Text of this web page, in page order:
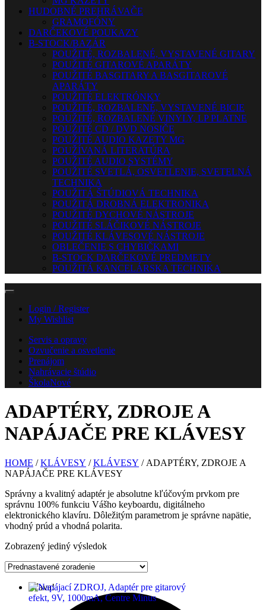
HUDOBNÉ PREHRÁVAČE
GRAMOFÓNY
DARČEKOVÉ POUKAZY
B-STOCK/BAZÁR
POUŽITÉ, ROZBALENÉ, VYSTAVENÉ GITARY
POUŽITÉ GITAROVÉ APARÁTY
POUŽITÉ BASGITARY A BASGITAROVÉ
APARÁTY
POUŽITÉ ELEKTRÓNKY
POUŽITÉ, ROZBALENÉ, VYSTAVENÉ BICIE
POUŽITÉ, ROZBALENÉ VINYLY, LP PLATNE
POUŽITÉ CD / DVD NOSIČE
POUŽITÉ AUDIO KAZETY MG
POUŽÍVANÁ LITERATÚRA
POUŽITÉ AUDIO SYSTÉMY
POUŽITÉ SVETLÁ, OSVETLENIE, SVETELNÁ
TECHNIKA
POUŽITÁ ŠTÚDIOVÁ TECHNIKA
POUŽITÁ DROBNÁ ELEKTRONIKA
POUŽITÉ DYCHOVÉ NÁSTROJE
POUŽITÉ SLÁČIKOVÉ NÁSTROJE
POUŽITÉ KLÁVESOVÉ NÁSTROJE
OBLEČENIE S CHYBIČKAMI
B-STOCK DARČEKOVÉ PREDMETY
POUŽITÁ KANCELÁRSKA TECHNIKA
Login / Register
My Wishlist
Servis a opravy
Ozvučenie a osvetlenie
Prenájom
Nahrávacie štúdio
ŠkolaNové
ADAPTÉRY, ZDROJE A
NAPÁJAČE PRE KLÁVESY
HOME /KLÁVESY /KLÁVESY / ADAPTÉRY, ZDROJE A
NAPÁJAČE PRE KLÁVESY
Správny a kvalitný adaptér je absolutne kľúčovým prvkom pre
správnu 100% funkciu Vášho keyboardu, digitálneho
elektronického klavíru. Dôležitým parametrom je správne napätie,
vhodný prúd a vhodná polarita.
Zobrazený jediný výsledok
Zľava!